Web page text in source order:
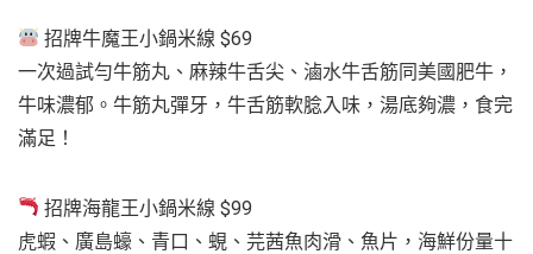
招牌牛魔王小鍋米線 $69
一次過試勻牛筋丸、麻辣牛舌尖、滷水牛舌筋同美國肥牛，
牛味濃郁。牛筋丸彈牙，牛舌筋軟腍入味，湯底夠濃，食完
滿足！
招牌海龍王小鍋米線 $99
虎蝦、廣島蠔、青口、蜆、芫茜魚肉滑、魚片，海鮮份量十